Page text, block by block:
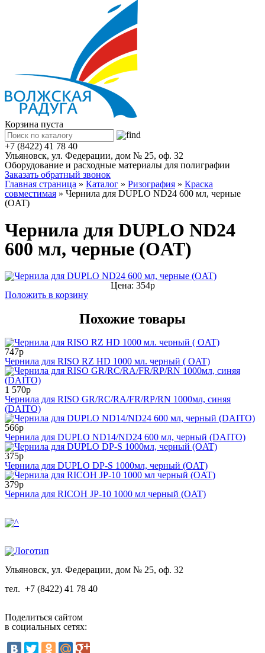
Корзина пуста
+7 (8422) 41 78 40
Ульяновск, ул. Федерации, дом № 25, оф. 32
Оборудование и расходные материалы для полиграфии
Заказать обратный звонок
Главная страница » Каталог » Ризография » Краска
совместимая » Чернила для DUPLO ND24 600 мл, черные
(OAT)
Чернила для DUPLO ND24
600 мл, черные (OAT)
Цена: 354р
Положить в корзину
Похожие товары
747р
Чернила для RISO RZ HD 1000 мл. черный ( OAT)
1 570р
Чернила для RISO GR/RC/RA/FR/RP/RN 1000мл, синяя
(DAITO)
566р
Чернила для DUPLO ND14/ND24 600 мл, черный (DAITO)
375р
Чернила для DUPLO DP-S 1000мл, черный (OAT)
379р
Чернила для RICOH JP-10 1000 мл черный (OAT)
Ульяновск, ул. Федерации, дом № 25, оф. 32
тел. +7 (8422) 41 78 40
Поделиться сайтом
в социальных сетях: